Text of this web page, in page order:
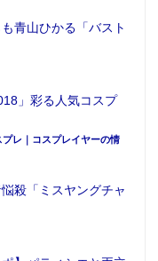
青山ひかる「バスト
」彩る人気コスプ
プレ｜コスプレイヤーの情
殺「ミスヤングチャ